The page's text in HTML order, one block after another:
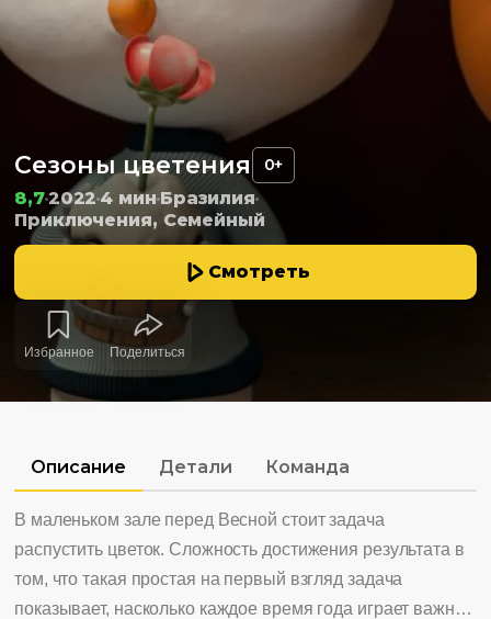
Сезоны цветения 0+
8,720224 мин Бразилия
Приключения, Семейный
Смотреть
Избранное Поделиться
Описание Детали Команда
В маленьком зале перед Весной стоит задача
распустить цветок. Сложность достижения результата в
том, что такая простая на первый взгляд задача
показывает, насколько каждое время года играет важную